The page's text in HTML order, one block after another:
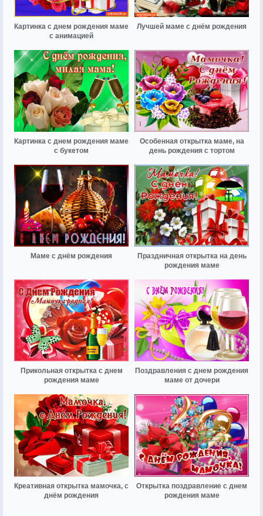
Картинка с днем рождения маме
с анимацией
Лучшей маме с днём рождения
Картинка с днем рождения маме
с букетом
Особенная открытка маме, на
день рождения с тортом
Маме с днём рождения
Праздничная открытка на день
рождения маме
Прикольная открытка с днем
рождения маме
Поздравления с днем рождения
маме от дочери
Креативная открытка мамочка, с
днём рождения
Открытка поздравление с днем
рождения маме